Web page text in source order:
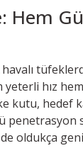
Hem
hız
kutu, hedef
penetrasyon
oldukça